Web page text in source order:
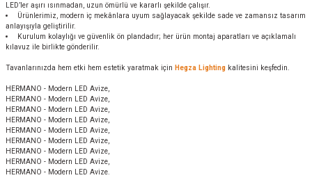
LED’ler aşırı ısınmadan, uzun ömürlü ve kararlı şekilde çalışır.
Ürünlerimiz, modern iç mekânlara uyum sağlayacak şekilde sade ve zamansız tasarım
anlayışıyla geliştirilir.
Kurulum kolaylığı ve güvenlik ön plandadır; her ürün montaj aparatları ve açıklamalı
kılavuz ile birlikte gönderilir.
Tavanlarınızda hem etki hem estetik yaratmak için Hegza Lighting kalitesini keşfedin.
HERMANO - Modern LED Avize,
HERMANO - Modern LED Avize,
HERMANO - Modern LED Avize,
HERMANO - Modern LED Avize,
HERMANO - Modern LED Avize,
HERMANO - Modern LED Avize,
HERMANO - Modern LED Avize,
HERMANO - Modern LED Avize,
HERMANO - Modern LED Avize.